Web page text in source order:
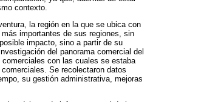
contexto.
la región en la que se ubica con
importantes de sus regiones, sin
impacto, sino a partir de su
del panorama comercial del
con las cuales se estaba
Se recolectaron datos
su gestión administrativa, mejoras